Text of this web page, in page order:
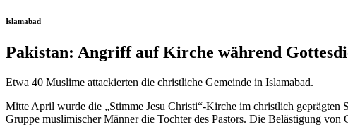
Islamabad
Pakistan: Angriff auf Kirche während
Etwa 40 Muslime attackierten die christliche Gemeinde in Islamabad.
Mitte April wurde die „Stimme Jesu Christi“-Kirche im christlich geprägten
Gruppe muslimischer Männer die Tochter des Pastors. Die Belästigung